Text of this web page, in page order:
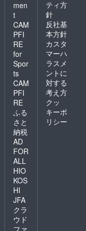
men
t
CAM
PFI
RE
for
Spor
ts
CAM
PFI
RE
ふる
さと
納税
AD
FOR
ALL
HIO
KOS
HI
JFA
クラ
ウド
ファ
ティ方
針
反社基
本方針
カスタ
マーハ
ラスメ
ントに
対する
考え方
クッ
キーポ
リシー